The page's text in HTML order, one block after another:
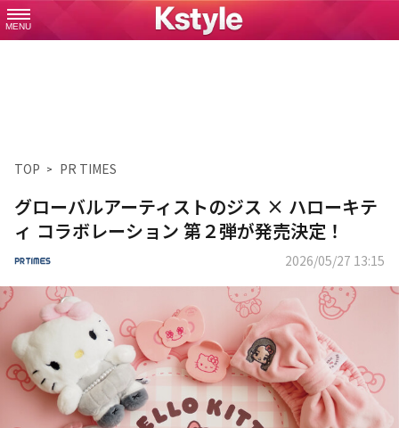
MENU
TOP PR TIMES
グローバルアーティストのジス × ハローキテ
ィ コラボレーション 第２弾が発売決定！
2026/05/27 13:15